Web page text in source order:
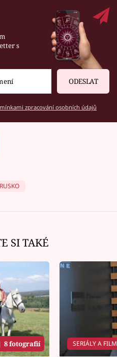
s
ODESLAT
zpracování osobních údajů
RUSKO
SI TAKÉ
8 fotografií SERIÁLY A